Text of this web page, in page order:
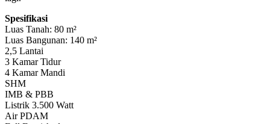
Spesifikasi
Luas Tanah: 80 m²
Luas Bangunan: 140 m²
2,5 Lantai
3 Kamar Tidur
4 Kamar Mandi
SHM
IMB & PBB
Listrik 3.500 Watt
Air PDAM